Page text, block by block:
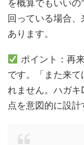
を概算でもいい
回っている場合
あります。
ポイント：再
です。「また来て
れません。ハガ
点を意図的に設計